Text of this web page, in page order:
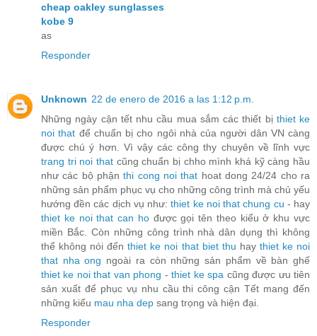
cheap oakley sunglasses
kobe 9
as
Responder
Unknown 22 de enero de 2016 a las 1:12 p.m.
Những ngày cận tết nhu cầu mua sắm các thiết bị thiet ke
noi that để chuẩn bị cho ngôi nhà của người dân VN càng
được chú ý hơn. Vì vậy các công thy chuyên về lĩnh vực
trang tri noi that cũng chuẩn bị chho mình khá kỹ càng hầu
như các bộ phậnthi cong noi that hoat dong 24/24 cho ra
những sản phẩm phục vụ cho những công trình mà chủ yếu
hướng đền các dịch vụ như:thiet ke noi that chung cu - hay
thiet ke noi that can hođược gọi tên theo kiểu ở khu vực
miền Bắc. Còn những công trình nhà dân dụng thì không
thể không nói đếnthiet ke noi that biet thu hay thiet ke noi
that nha ong ngoài ra còn những sản phẩm về bàn ghế
thiet ke noi that van phong -thiet ke spa cũng được ưu tiên
sản xuất để phục vụ nhu cầu thi công cận Tết mang đến
những kiểu mau nha dep sang trọng và hiện đại.
Responder